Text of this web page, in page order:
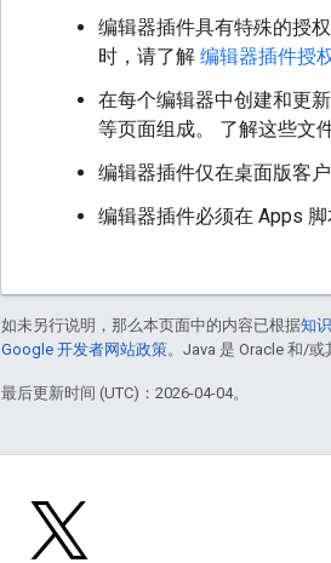
编辑器插件具有特殊的授
时，请了解 编辑器插件授
在每个编辑器中创建和更
等页面组成。 了解这些文
编辑器插件仅在桌面版客
编辑器插件必须在 Apps 脚
如未另行说明，那么本页面中的内容已根据知
Google 开发者网站政策。Java 是 Oracle 和/或
最后更新时间 (UTC)：2026-04-04。